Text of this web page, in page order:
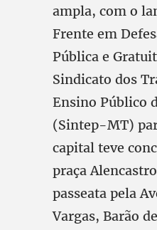
ampla, com o
Frente em
Pública e
Sindicato dos
Ensino Público
(Sintep-MT)
capital teve
praça
passeata pela
Vargas, Barão